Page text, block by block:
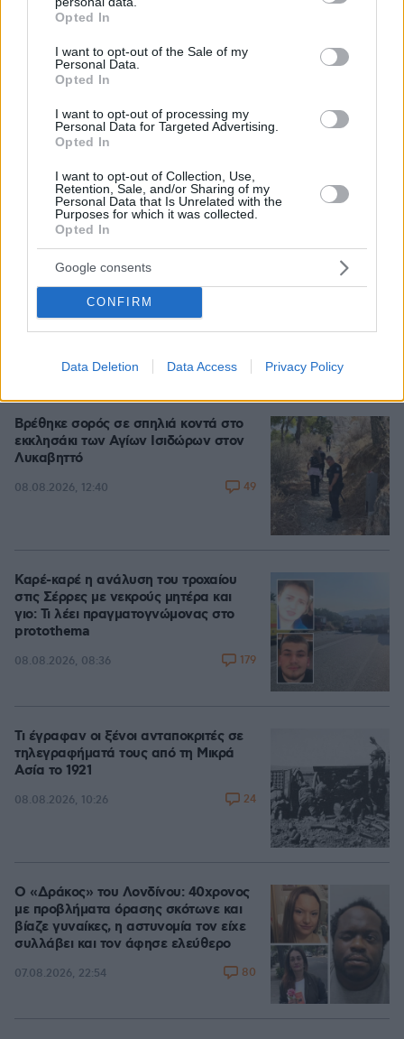
grant or deny consent to Google and its third-party tags to
use your data for below specified purposes in below Google
consent section.
Opted In
I want to opt-out of the Sale of my
Personal Data.
Opted In
I want to opt-out of processing my
Personal Data for Targeted Advertising.
Opted In
I want to opt-out of Collection, Use,
Retention, Sale, and/or Sharing of my
Personal Data that Is Unrelated with the
Purposes for which it was collected.
Opted In
Google consents
CONFIRM
Data Deletion Data Access Privacy Policy
κατηγορία για φόνο: Η σκοτεινή διαδρομή του
26χρονου Αφγανού που σκότωσε τη Βρετανίδα
στην Κυψέλη
08.08.2026, 12:18
Εντοπίστηκε η «Αράχνη» του Άσαντ:
Πώς ένα ξεχασμένο σημειωματάριο
οδήγησε στα ίχνη του διαβόητου
αρχικατασκόπου
Βρέθηκε σορός σε σπηλιά κοντά στο
εκκλησάκι των Αγίων Ισιδώρων στον
Λυκαβηττό
08.08.2026, 12:40 49
Καρέ-καρέ η ανάλυση του τροχαίου
στις Σέρρες με νεκρούς μητέρα και
γιο: Τι λέει πραγματογνώμονας στο
protothema
08.08.2026, 08:36 179
Τι έγραφαν οι ξένοι ανταποκριτές σε
τηλεγραφήματά τους από τη Μικρά
Ασία το 1921
08.08.2026, 10:26 24
Ο «Δράκος» του Λονδίνου: 40χρονος
με προβλήματα όρασης σκότωνε και
βίαζε γυναίκες, η αστυνομία τον είχε
συλλάβει και τον άφησε ελεύθερο
07.08.2026, 22:54 80